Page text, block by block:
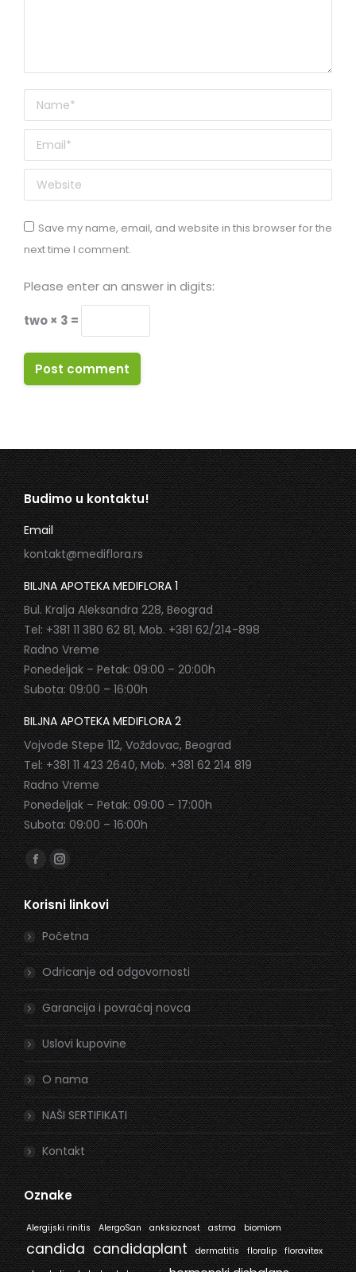
Name *
Email *
Website
Save my name, email, and website in this browser for the
next time I comment.
Please enter an answer in digits:
two × 3 =
Post comment
Budimo u kontaktu!
Email
kontakt@mediflora.rs
BILJNA APOTEKA MEDIFLORA 1
Bul. Kralja Aleksandra 228, Beograd
Tel: +381 11 380 62 81, Mob. +381 62/214-898
Radno Vreme
Ponedeljak – Petak: 09:00 – 20:00h
Subota: 09:00 – 16:00h
BILJNA APOTEKA MEDIFLORA 2
Vojvode Stepe 112, Voždovac, Beograd
Tel: +381 11 423 2640, Mob. +381 62 214 819
Radno Vreme
Ponedeljak – Petak: 09:00 – 17:00h
Subota: 09:00 – 16:00h
Find us on:
Facebook
page
opens
in
new
window
Instagram
page
opens
in
new
window
Korisni linkovi
Početna
Odricanje od odgovornosti
Garancija i povraćaj novca
Uslovi kupovine
O nama
NAŠI SERTIFIKATI
Kontakt
Oznake
Alergijski rinitis AlergoSan anksioznost astma biomiom
candida candidaplant dermatitis floralip
floravitex